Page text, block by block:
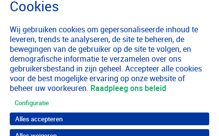
Wij gebruiken cookies om gepersonaliseerde inhoud te
leveren, trends te analyseren, de site te beheren, de
bewegingen van de gebruiker op de site te volgen, en
demografische informatie te verzamelen over ons
gebruikersbestand in zijn geheel. Accepteer alle cookies
voor de best mogelijke ervaring op onze website of
beheer uw voorkeuren. Raadpleeg ons beleid
Configuratie
Alles accepteren